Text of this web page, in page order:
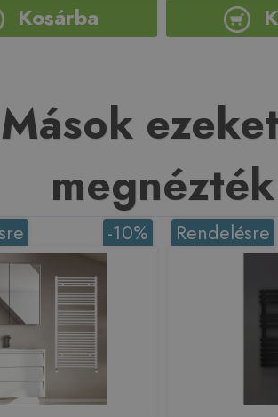
Kosárba
Mások
megnézték
-10% Rendelésre